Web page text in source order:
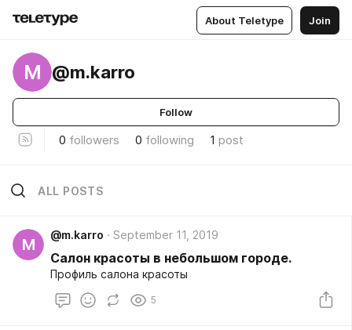
About Teletype Join
M @m.karro
Follow
0 followers 0 following 1 post
ALL POSTS
M
@m.karro September 11, 2019
Салон красоты в небольшом городе.
Профиль салона красоты
5